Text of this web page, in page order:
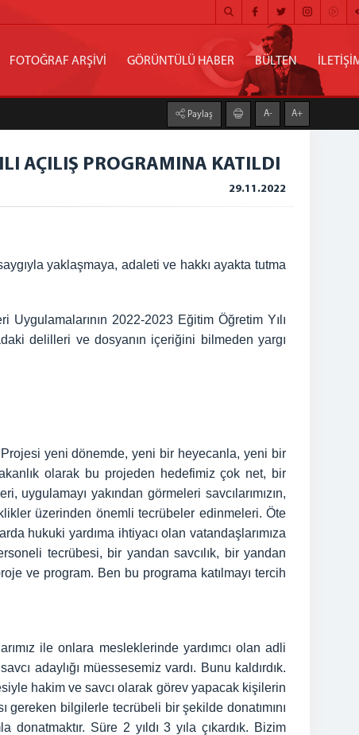
FOTOĞRAF ARŞİVİ GÖRÜNTÜLÜ HABER BÜLTEN
Paylaş A- A+
AÇILIŞ PROGRAMINA KATILDI
29.11.2022
yaklaşmaya, adaleti ve hakkı ayakta tutma
2022-2023 Eğitim Öğretim Yılı
delilleri ve dosyanın içeriğini bilmeden yargı
yeni dönemde, yeni bir heyecanla, yeni bir
olarak bu projeden hedefimiz çok net, bir
yakından görmeleri savcılarımızın,
üzerinden önemli tecrübeler edinmeleri. Öte
hukuki yardıma ihtiyacı olan vatandaşlarımıza
tecrübesi, bir yandan savcılık, bir yandan
ve program. Ben bu programa katılmayı tercih
ile onlara mesleklerinde yardımcı olan adli
adaylığı müessesemiz vardı. Bunu kaldırdık.
hakim ve savcı olarak görev yapacak kişilerin
gereken bilgilerle tecrübeli bir şekilde donatımını
Süre 2 yıldı 3 yıla çıkardık. Bizim